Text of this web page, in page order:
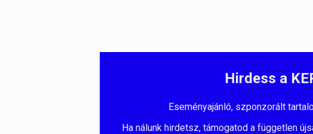
Hirdess a
Eseményajánló, szponzorált
Ha nálunk hirdetsz, támogatod a független